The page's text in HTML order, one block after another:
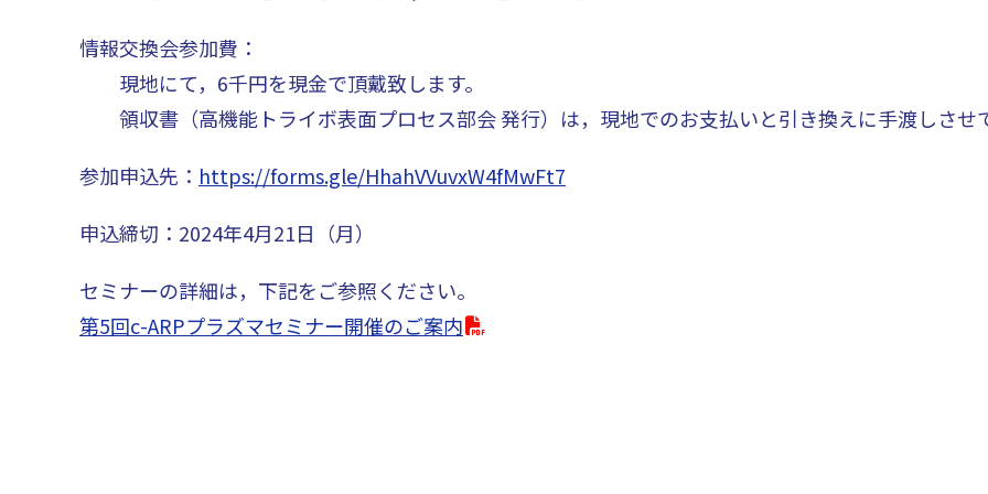
情報交換会参加費：
現地にて，6千円を現金で頂戴致します。
領収書（高機能トライボ表面プロセス部会 発行）は，現地でのお支払いと引き換えに手渡しさせ
参加申込先： https://forms.gle/HhahVVuvxW4fMwFt7
申込締切：2024年4月21日（月）
セミナーの詳細は，下記をご参照ください。
第5回c-ARPプラズマセミナー開催のご案内